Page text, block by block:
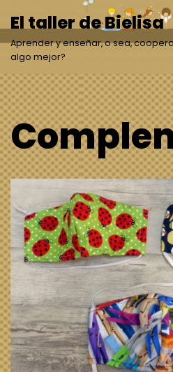
Saltar
al
contenido
El taller de Bielisa
Aprender y enseñar, o sea,
algo mejor?